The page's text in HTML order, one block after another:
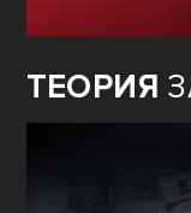
ТЕОРИЯ